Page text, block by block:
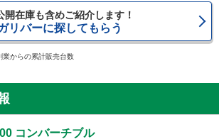
開在庫も含めご紹介します！
リバーに探してもらう
からの累計販売台数
コンバーチブル